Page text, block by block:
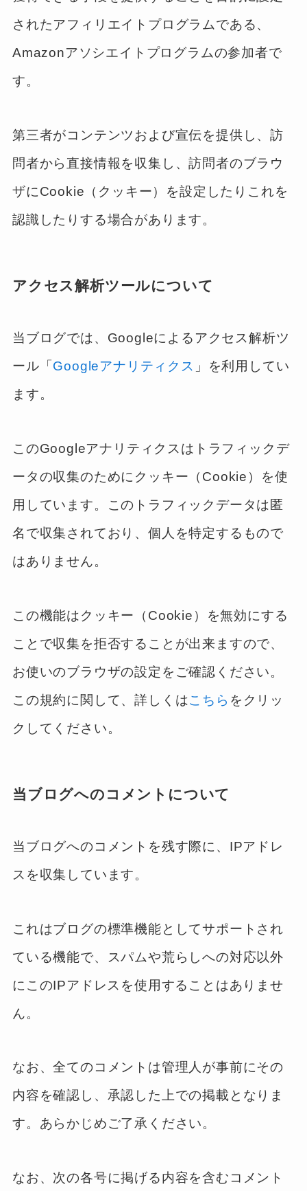
されたアフィリエイトプログラムである、
Amazonアソシエイトプログラムの参加者で
す。
第三者がコンテンツおよび宣伝を提供し、訪
問者から直接情報を収集し、訪問者のブラウ
ザにCookie（クッキー）を設定したりこれを
認識したりする場合があります。
アクセス解析ツールについて
当ブログでは、Googleによるアクセス解析ツ
ール「 Googleアナリティクス 」を利用してい
ます。
このGoogleアナリティクスはトラフィックデ
ータの収集のためにクッキー（Cookie）を使
用しています。このトラフィックデータは匿
名で収集されており、個人を特定するもので
はありません。
この機能はクッキー（Cookie）を無効にする
ことで収集を拒否することが出来ますので、
お使いのブラウザの設定をご確認ください。
この規約に関して、詳しくはこちら をクリッ
クしてください。
当ブログへのコメントについて
当ブログへのコメントを残す際に、IPアドレ
スを収集しています。
これはブログの標準機能としてサポートされ
ている機能で、スパムや荒らしへの対応以外
にこのIPアドレスを使用することはありませ
ん。
なお、全てのコメントは管理人が事前にその
内容を確認し、承認した上での掲載となりま
す。あらかじめご了承ください。
なお、次の各号に掲げる内容を含むコメント